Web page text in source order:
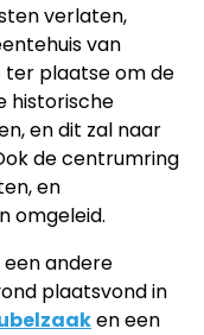
verlaten,
van
ter plaatse om de
historische
en dit zal naar
de centrumring
en
omgeleid.
andere
plaatsvond in
en een